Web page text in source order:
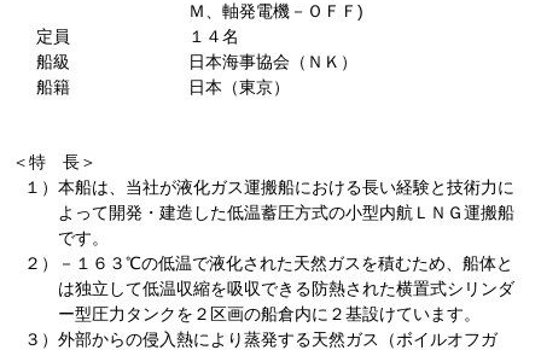
Ｍ、軸発電機－ＯＦＦ)
定員
１４名
船級
日本海事協会（ＮＫ）
船籍
日本（東京）
＜特 長＞
１） 本船は、当社が液化ガス運搬船における長い経験と技術力に
よって開発・建造した低温蓄圧方式の小型内航ＬＮＧ運搬船
です。
２）
－１６３℃の低温で液化された天然ガスを積むため、船体と
は独立して低温収縮を吸収できる防熱された横置式シリンダ
ー型圧力タンクを２区画の船倉内に２基設けています。
３） 外部からの侵入熱により蒸発する天然ガス（ボイルオフガ